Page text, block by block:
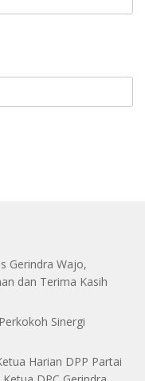
Gerindra Wajo,
dan Terima Kasih
Sinergi
Harian DPP Partai